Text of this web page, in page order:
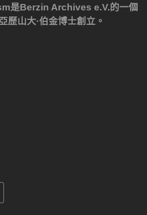
是Berzin Archives e.V.的一個
歷山大·伯金博士創立。